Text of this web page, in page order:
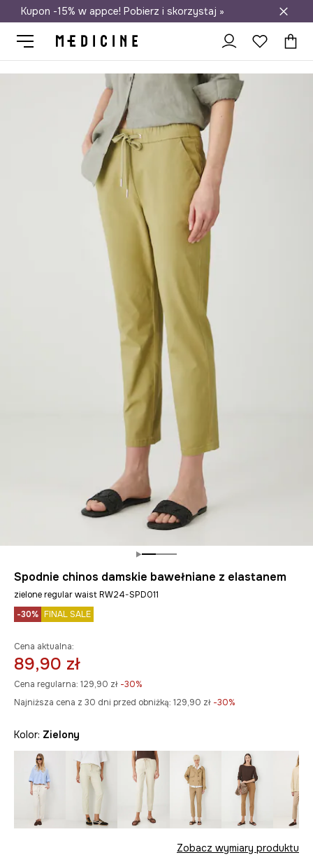
Darmowa dostawa do salonów
Kupon -15% w appce! Pobierz i skorzystaj »
Spodnie chinos damskie bawełniane z elastanem
zielone regular waist RW24-SPD011
-30% FINAL SALE
Cena aktualna:
89,90 zł
Cena regularna: 129,90 zł -30%
Najniższa cena z 30 dni przed obniżką: 129,90 zł -30%
Kolor: zielony
Zobacz wymiary produktu